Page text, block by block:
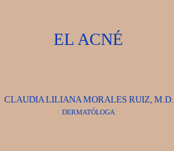
EL ACNÉ
CLAUDIA LILIANA MORALES RUIZ, M.D.
DERMATÓLOGA